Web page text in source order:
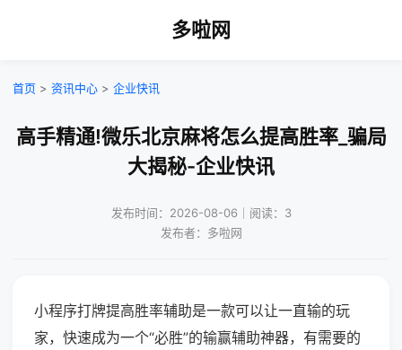
多啦网
首页 > 资讯中心 > 企业快讯
高手精通!微乐北京麻将怎么提高胜率_骗局
大揭秘-企业快讯
发布时间：2026-08-06｜阅读：3
发布者：多啦网
小程序打牌提高胜率辅助是一款可以让一直输的玩
家，快速成为一个“必胜”的输赢辅助神器，有需要的